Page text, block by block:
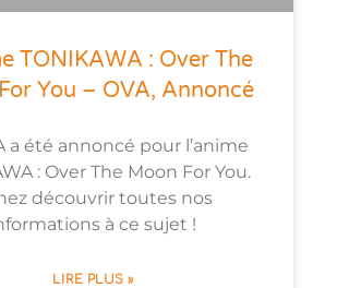
TONIKAWA : Over The
You – OVA, Annoncé
a été annoncé pour l’anime
: Over The Moon For You.
découvrir toutes nos
à ce sujet !
LIRE PLUS »